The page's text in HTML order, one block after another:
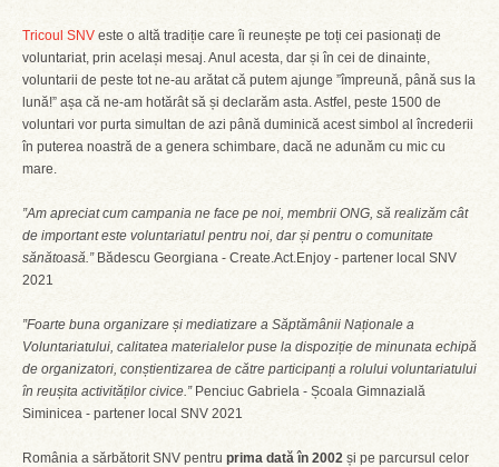
Tricoul SNV este o altă tradiție care îi reunește pe toți cei pasionați de
voluntariat, prin același mesaj. Anul acesta, dar și în cei de dinainte,
voluntarii de peste tot ne-au arătat că putem ajunge ”împreună, până sus la
lună!” așa că ne-am hotărât să și declarăm asta. Astfel, peste 1500 de
voluntari vor purta simultan de azi până duminică acest simbol al încrederii
în puterea noastră de a genera schimbare, dacă ne adunăm cu mic cu
mare.
”Am apreciat cum campania ne face pe noi, membrii ONG, să realizăm cât
de important este voluntariatul pentru noi, dar și pentru o comunitate
sănătoasă.”Bădescu Georgiana - Create.Act.Enjoy - partener local SNV
2021
”Foarte buna organizare și mediatizare a Săptămânii Naționale a
Voluntariatului, calitatea materialelor puse la dispoziție de minunata echipă
de organizatori, conștientizarea de către participanți a rolului voluntariatului
în reușita activităților civice.”Penciuc Gabriela - Școala Gimnazială
Siminicea - partener local SNV 2021
România a sărbătorit SNV pentru prima dată în 2002 și pe parcursul celor